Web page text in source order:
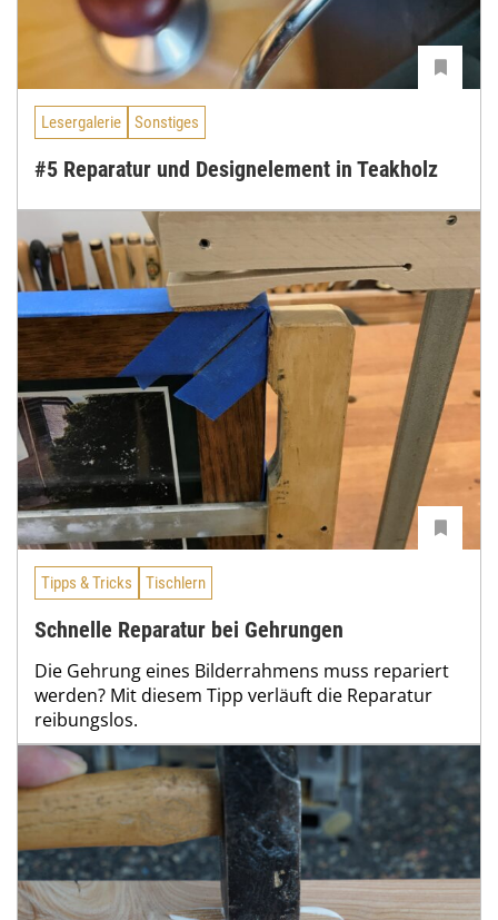
Lesergalerie Sonstiges
#5 Reparatur und Designelement in Teakholz
Tipps & Tricks Tischlern
Schnelle Reparatur bei Gehrungen
Die Gehrung eines Bilderrahmens muss repariert
werden? Mit diesem Tipp verläuft die Reparatur
reibungslos.